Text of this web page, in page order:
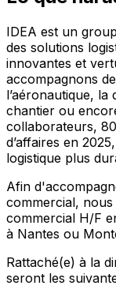
IDEA est un
des solutions
innovantes et
accompagnons
l’aéronautique, la
chantier ou
collaborateurs,
d’affaires en
logistique plus
Afin
commercial,
commercial H/F
à Nantes ou
Rattaché(e) à la
seront les